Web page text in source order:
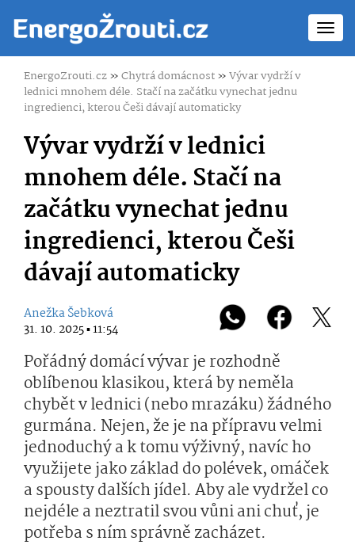
EnergoZrouti.cz»Chytrá domácnost»Vývar vydrží v
lednici mnohem déle. Stačí na začátku vynechat jednu
ingredienci, kterou Češi dávají automaticky
Vývar vydrží v lednici
mnohem déle. Stačí na
začátku vynechat jednu
ingredienci, kterou Češi
dávají automaticky
Anežka Šebková
31. 10. 2025 ▪ 11:54
Pořádný domácí vývar je rozhodně
oblíbenou klasikou, která by neměla
chybět v lednici (nebo mrazáku) žádného
gurmána. Nejen, že je na přípravu velmi
jednoduchý a k tomu výživný, navíc ho
využijete jako základ do polévek, omáček
a spousty dalších jídel. Aby ale vydržel co
nejdéle a neztratil svou vůni ani chuť, je
potřeba s ním správně zacházet.